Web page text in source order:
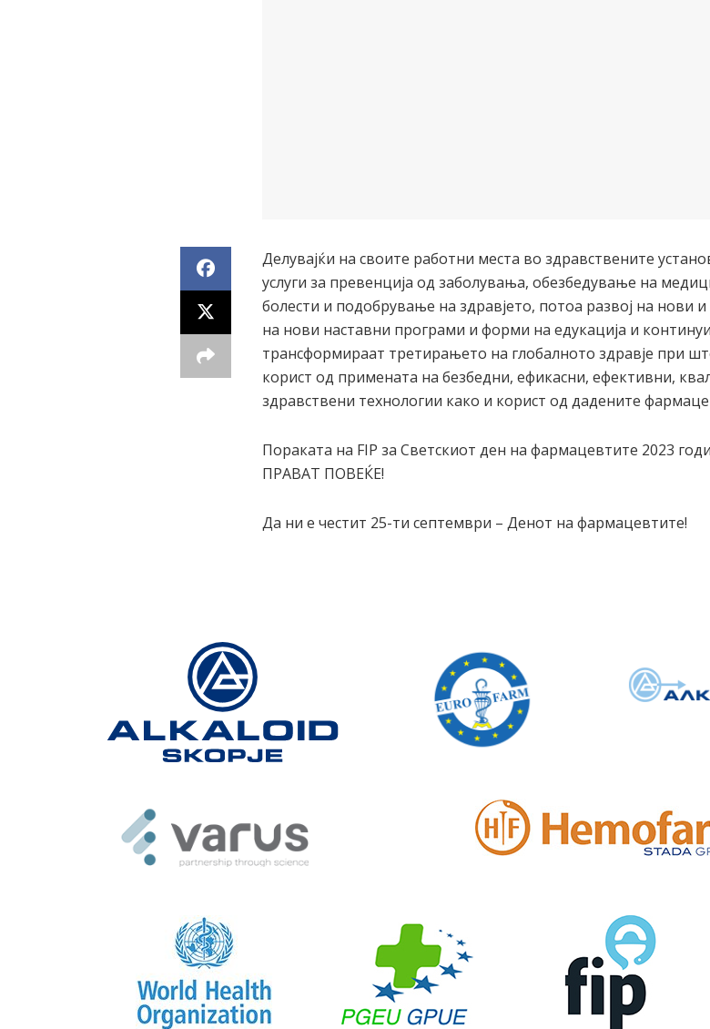
Делувајќи на своите работни места во здравствените
услуги за превенција од заболувања, обезбедување на
болести и подобрување на здравјето, потоа развој на нови
на нови наставни програми и форми на едукација и
трансформираат третирањето на глобалното здравје при
корист од примената на безбедни, ефикасни, ефективни,
здравствени технологии како и корист од дадените
Пораката на FIP за Светскиот ден на фармацевтите 2023
ПРАВАТ ПОВЕЌЕ!
Да ни е честит 25-ти септември – Денот на фармацевтите!